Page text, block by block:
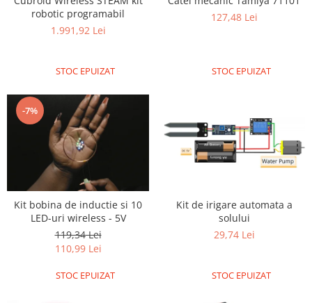
Puzzle mecanic Ugears
Organizator de chei Wunderkey
Puzzle lemn Cluebox
Jocuri de societate
Mecanice
3D Printer & CNC
Actuator
Driver
robotic programabil
1.991,92 Lei
STOC EPUIZAT
127,48 Lei
STOC EPUIZAT
-7%
Kit bobina de inductie si 10
LED-uri wireless - 5V
119,34 Lei
110,99 Lei
STOC EPUIZAT
Kit de irigare automata a
solului
29,74 Lei
STOC EPUIZAT